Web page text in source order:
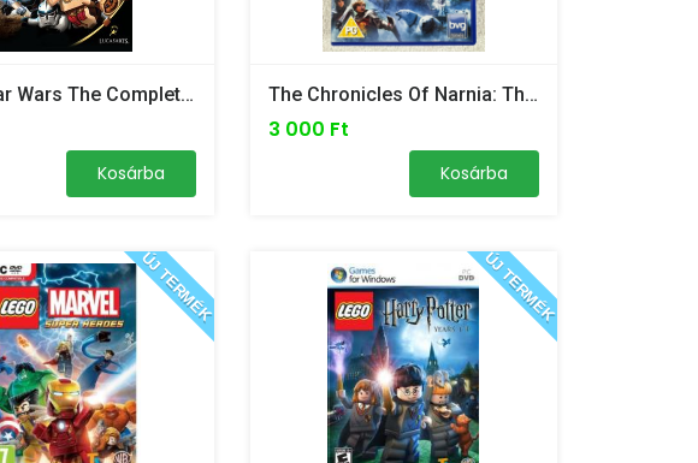
Lego Star Wars The Complete Saga - PC
Kosárba
The Chronicles Of Narnia: The Lion, The Witch And The Wardrobe -PS2
3 000 Ft
Kosárba
ÚJ TERMÉK ÚJ TERMÉK